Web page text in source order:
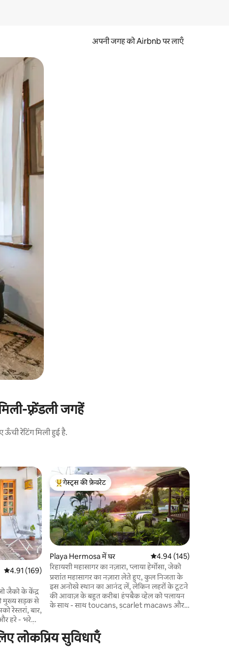
अपनी जगह को Airbnb पर लाएँ
फ़्रेंडली जगहें
रेटिंग मिली हुई है.
औसत रेटिंग 5 में से 4.91, 169 समीक्षाएँ
4.91 (169)
जैको के केंद्र
मुख्य सड़क से
रेस्तरां, बार,
हरे - भरे
लिए तैयार
गेस्ट्स का टॉप फ़ेवरेट
गेस्ट्स की फ़ेवरेट
Playa Hermosa में घर औसत रेटिंग 5 में से 4.94,
4.94 (145)
रिहायशी महासागर का नज़ारा, प्लाया हेर्मोसा, जेको
प्रशांत महासागर का नज़ारा लेते हुए, कुल निजता के
इस अनोखे स्थान का आनंद लें, लेकिन लहरों के टूटने
की आवाज़ के बहुत करीब। हंपबैक व्हेल को पलायन
के साथ - साथ toucans, scarlet macaws और
करने के लिए एकदम सही जगह है। पास का जाको
बीच एक उत्कृष्ट शुरुआती सर्फ स्थान और पर्यटन के
लोकप्रिय सुविधाएँ